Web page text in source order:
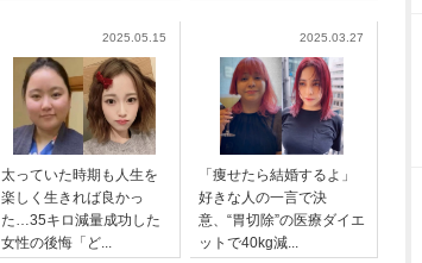
2025.05.15
太っていた時期も人生を
楽しく生きれば良かっ
た…35キロ減量成功した
女性の後悔「ど...
2025.03.27
「痩せたら結婚するよ」
好きな人の一言で決
意、“胃切除”の医療ダイエ
ットで40kg減...